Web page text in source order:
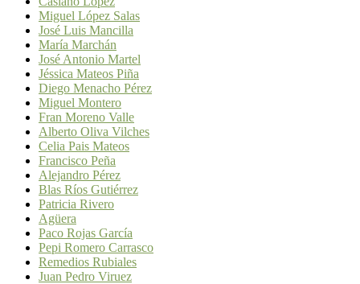
Miguel López Salas
José Luis Mancilla
María Marchán
José Antonio Martel
Jéssica Mateos Piña
Diego Menacho Pérez
Miguel Montero
Fran Moreno Valle
Alberto Oliva Vilches
Celia Pais Mateos
Francisco Peña
Alejandro Pérez
Blas Ríos Gutiérrez
Patricia Rivero
Agüera
Paco Rojas García
Pepi Romero Carrasco
Remedios Rubiales
Juan Pedro Viruez